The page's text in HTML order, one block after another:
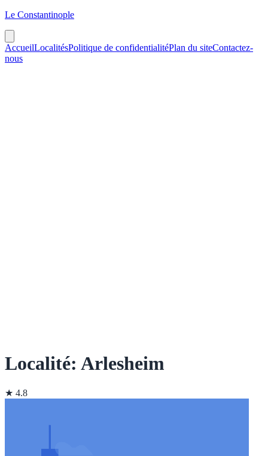
Le Constantinople
AccueilLocalitésPolitique de confidentialitéPlan du siteContactez-
nous
Localité: Arlesheim
★ 4.8